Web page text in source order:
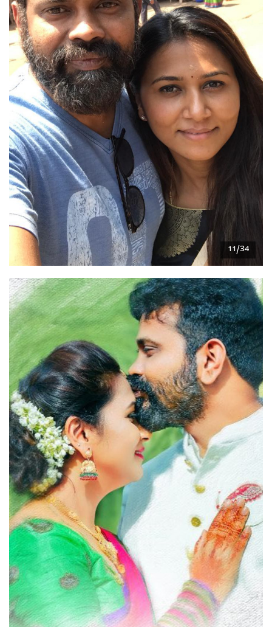
11/34